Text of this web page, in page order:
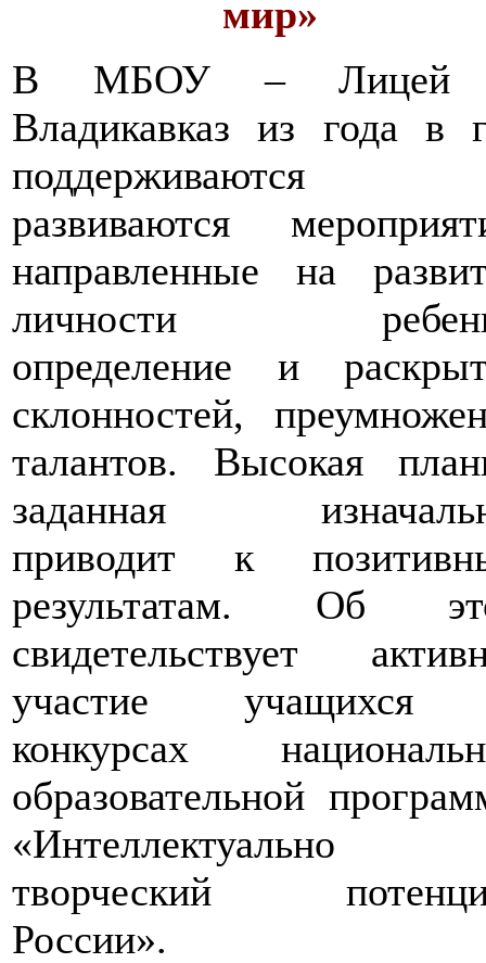
мир»
В МБОУ – Лицей
Владикавказ из года в
развиваются
направленные на
личности
определение и
склонностей,
талантов. Высокая
заданная
приводит к
результатам. Об
свидетельствует
участие
конкурсах
образовательной
творческий
России».